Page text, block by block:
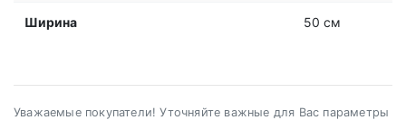
Ширина 50 см
Уважаемые покупатели! Уточняйте важные для Вас параметры